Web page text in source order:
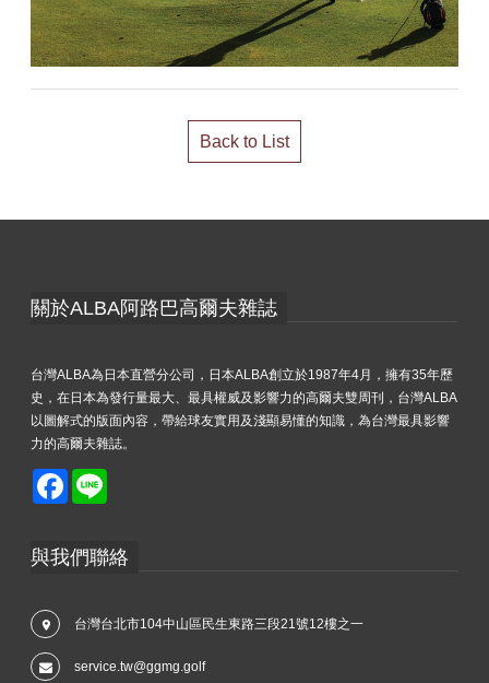
Back to List
關於ALBA阿路巴高爾夫雜誌
台灣ALBA為日本直營分公司，日本ALBA創立於1987年4月，擁有35年歷
史，在日本為發行量最大、最具權威及影響力的高爾夫雙周刊，台灣ALBA
以圖解式的版面內容，帶給球友實用及淺顯易懂的知識，為台灣最具影響
力的高爾夫雜誌。
Facebook
與我們聯絡
台灣台北市104中山區民生東路三段21號12樓之一
service.tw@ggmg.golf